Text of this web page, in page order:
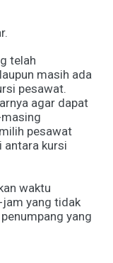
telah
masih ada
pesawat.
agar dapat
pesawat
antara kursi
waktu
yang tidak
yang